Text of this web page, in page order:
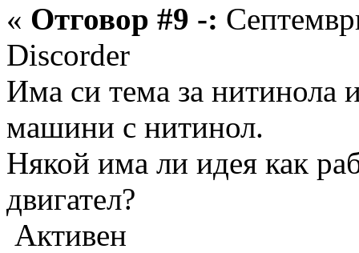
« Отговор #9 -:
Discorder
Има си тема за
машини с нитинол.
Някой има ли идея как
двигател?
Активен